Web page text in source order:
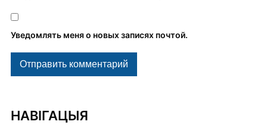
НАВІГАЦЫЯ
Уведомлять меня о новых записях почтой.